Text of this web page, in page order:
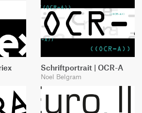
Schriftportrait | OCR-A
Noel Belgram